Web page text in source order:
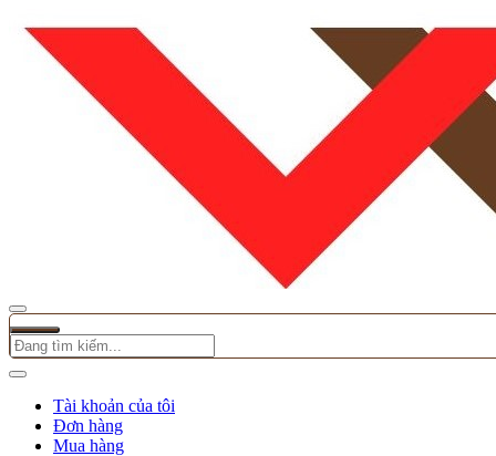
Tài khoản của tôi
Đơn hàng
Mua hàng